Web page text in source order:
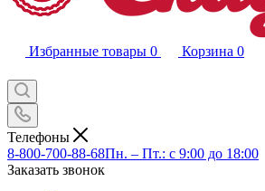
Избранные товары 0 Корзина 0
Телефоны
8-800-700-88-68Пн. – Пт.: с 9:00 до 18:00
Заказать звонок